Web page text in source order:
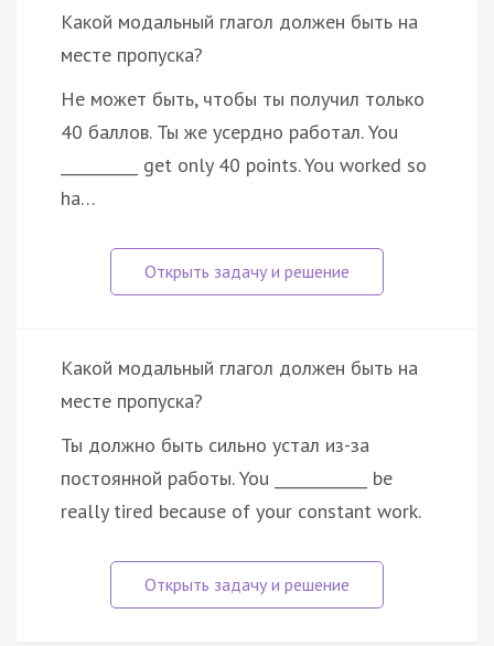
Какой модальный глагол должен быть на
месте пропуска?
He может быть, чтобы ты получил только
40 баллов. Ты же усердно работал. You
__________ get only 40 points. You worked so
ha…
Какой модальный глагол должен быть на
месте пропуска?
Ты должно быть сильно устал из-за
постоянной работы. You ____________ be
really tired because of your constant work.